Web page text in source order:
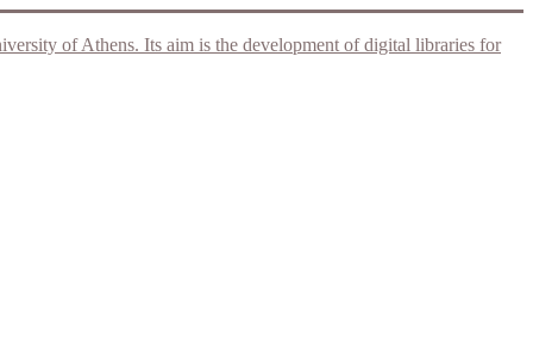
of Athens. Its aim is the development of digital libraries for